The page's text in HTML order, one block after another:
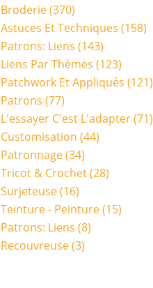
Broderie(370)
Astuces Et Techniques (158)
Patrons: Liens (143)
Liens Par Thèmes (123)
Patchwork Et Appliqués (121)
Patrons (77)
L'essayer C'est L'adapter(71)
Customisation (44)
Patronnage(34)
Tricot & Crochet(28)
Surjeteuse(16)
Teinture - Peinture(15)
Patrons: Liens (8)
Recouvreuse(3)